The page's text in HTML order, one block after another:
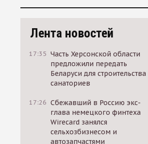
Лента новостей
17:35 Часть Херсонской области
предложили передать
Беларуси для строительства
санаториев
17:26 Сбежавший в Россию экс-
глава немецкого финтеха
Wirecard занялся
сельхозбизнесом и
автозапчастями